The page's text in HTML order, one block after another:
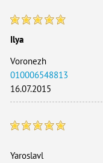
Ilya
Voronezh
010006548813
16.07.2015
Yaroslavl